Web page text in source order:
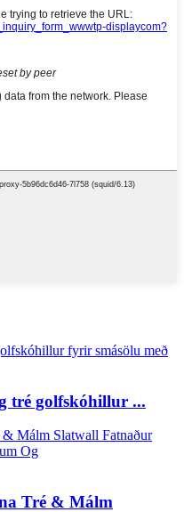
tré golfskóhillur ...
Tré & Málm